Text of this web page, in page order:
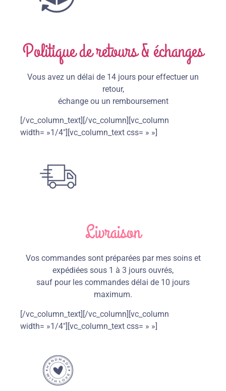
Politique de retours & échanges
Vous avez un délai de 14 jours pour effectuer un
retour,
échange ou un remboursement
[/vc_column_text][/vc_column][vc_column
width= »1/4″][vc_column_text css= » »]
Livraison
Vos commandes sont préparées par mes soins et
expédiées sous 1 à 3 jours ouvrés,
sauf pour les commandes délai de 10 jours
maximum.
[/vc_column_text][/vc_column][vc_column
width= »1/4″][vc_column_text css= » »]